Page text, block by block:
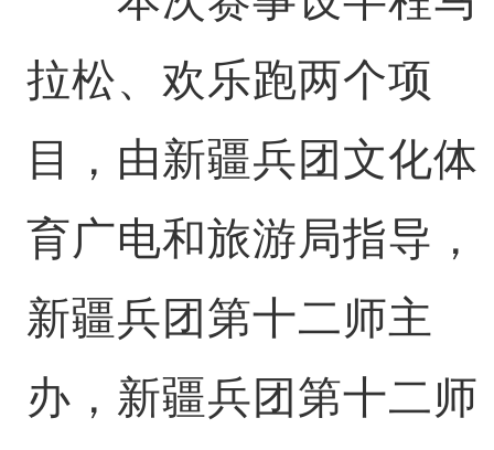
拉松、欢乐跑两个项
目，由新疆兵团文化体
育广电和旅游局指导，
新疆兵团第十二师主
办，新疆兵团第十二师